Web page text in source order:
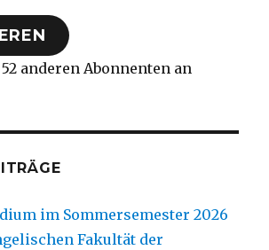
anderen Abonnenten an
im Sommersemester 2026
Fakultät der